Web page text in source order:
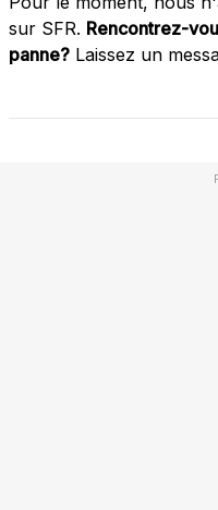
sur SFR. Rencontrez-
panne? Laissez un